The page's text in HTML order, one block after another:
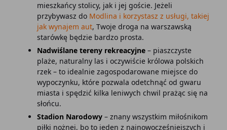
mieszkańcy stolicy, jak i jej goście. Jeżeli
przybywasz do Modlina i korzystasz z usługi, takiej
jak wynajem aut, Twoje droga na warszawską
starówkę będzie bardzo prosta.
Nadwiślane tereny rekreacyjne– piaszczyste
plaże, naturalny las i oczywiście królowa polskich
rzek – to idealnie zagospodarowane miejsce do
wypoczynku, które pozwala odetchnąć od gwaru
miasta i spędzić kilka leniwych chwil prażąc się na
słońcu.
Stadion Narodowy– znany wszystkim miłośnikom
piłki nożnej, bo to jeden z najnowocześniejszych i